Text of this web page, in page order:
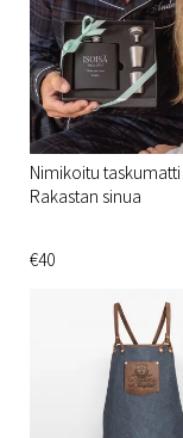
Nimikoitu taskumatti
Rakastan sinua
€40